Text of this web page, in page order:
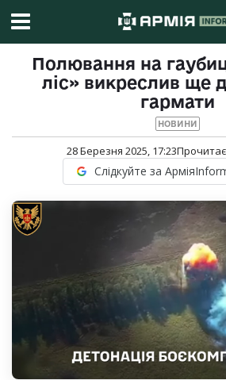
Полювання на
ліс» викреслив ще
гармати
НОВИНИ
28 Березня 2025, 17:23
Слідкуйте за